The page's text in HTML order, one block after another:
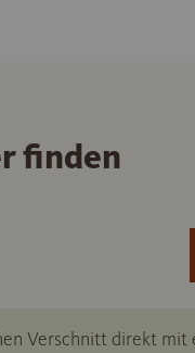
finden
Verschnitt direkt mit